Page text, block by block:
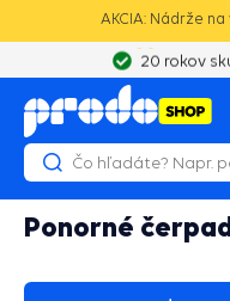
AKCIA: Nádrže na
20 rokov
Ponorné